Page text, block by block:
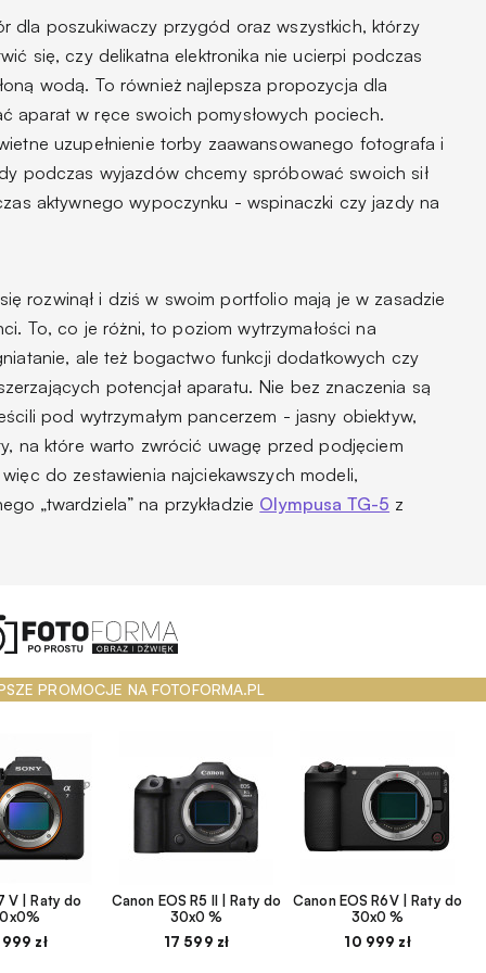
dla poszukiwaczy przygód oraz wszystkich, którzy
się, czy delikatna elektronika nie ucierpi podczas
wodą. To również najlepsza propozycja dla
aparat w ręce swoich pomysłowych pociech.
uzupełnienie torby zaawansowanego fotografa i
podczas wyjazdów chcemy spróbować swoich sił
aktywnego wypoczynku - wspinaczki czy jazdy na
rozwinął i dziś w swoim portfolio mają je w zasadzie
To, co je różni, to poziom wytrzymałości na
ale też bogactwo funkcji dodatkowych czy
potencjał aparatu. Nie bez znaczenia są
pod wytrzymałym pancerzem - jasny obiektyw,
na które warto zwrócić uwagę przed podjęciem
do zestawienia najciekawszych modeli,
„twardziela” na przykładzie Olympusa TG-5 z
PROMOCJE NA FOTOFORMA.PL
V | Raty do
999 zł
Canon EOS R5 II | Raty do
30x0 %
17 599 zł
Canon EOS R6V | Raty do
30x0 %
10 999 zł